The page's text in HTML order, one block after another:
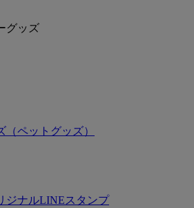
グッズ
ペットグッズ）
ジナルLINEスタンプ